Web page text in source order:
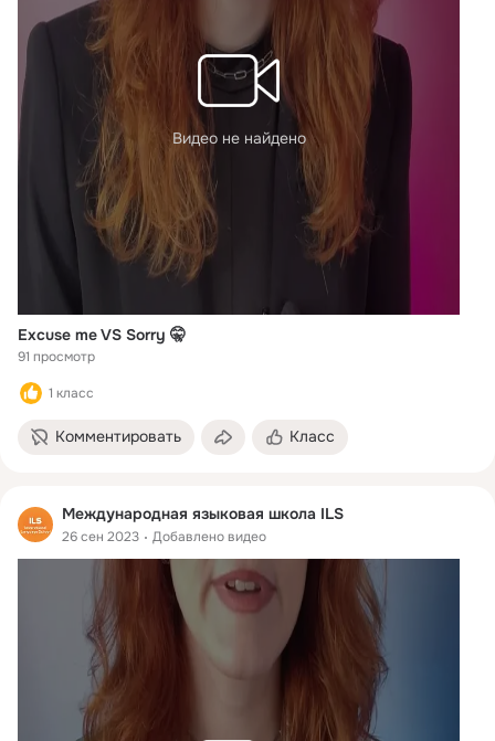
Видео не найдено
Excuse me VS Sorry 🤫
91 просмотр
1 класс
Комментировать Класс
Международная языковая школа ILS
26 сен 2023 Добавлено видео